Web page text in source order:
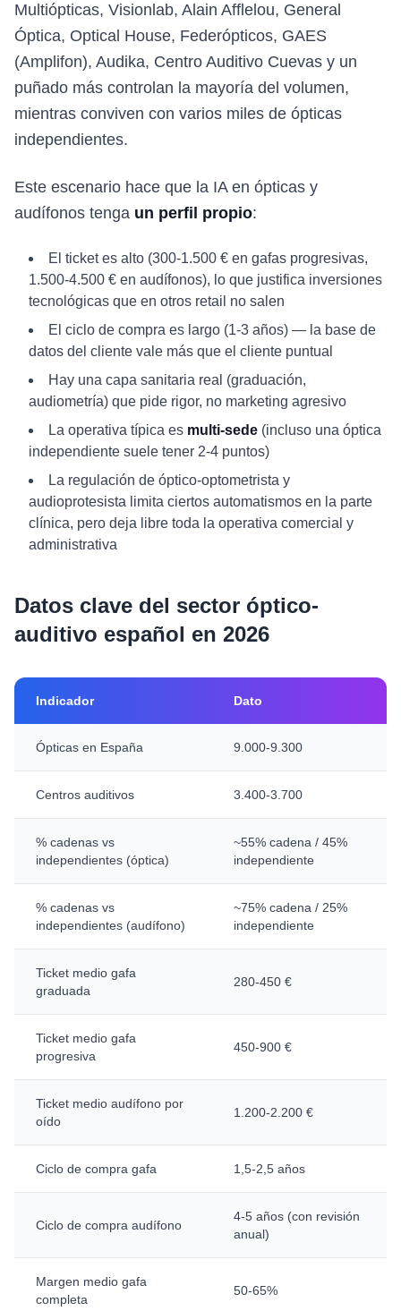
Multiópticas, Visionlab, Alain Afflelou, General
Óptica, Optical House, Federópticos, GAES
(Amplifon), Audika, Centro Auditivo Cuevas y un
puñado más controlan la mayoría del volumen,
mientras conviven con varios miles de ópticas
independientes.
Este escenario hace que la IA en ópticas y
audífonos tenga un perfil propio:
El ticket es alto (300-1.500 € en gafas progresivas,
1.500-4.500 € en audífonos), lo que justifica inversiones
tecnológicas que en otros retail no salen
El ciclo de compra es largo (1-3 años) — la base de
datos del cliente vale más que el cliente puntual
Hay una capa sanitaria real (graduación,
audiometría) que pide rigor, no marketing agresivo
La operativa típica es multi-sede (incluso una óptica
independiente suele tener 2-4 puntos)
La regulación de óptico-optometrista y
audioprotesista limita ciertos automatismos en la parte
clínica, pero deja libre toda la operativa comercial y
administrativa
Datos clave del sector óptico-
auditivo español en 2026
Indicador Dato
Ópticas en España 9.000-9.300
Centros auditivos 3.400-3.700
% cadenas vs
independientes (óptica)
~55% cadena / 45%
independiente
% cadenas vs
independientes (audífono)
~75% cadena / 25%
independiente
Ticket medio gafa
graduada
280-450 €
Ticket medio gafa
progresiva
450-900 €
Ticket medio audífono por
oído
1.200-2.200 €
Ciclo de compra gafa 1,5-2,5 años
Ciclo de compra audífono
4-5 años (con revisión
anual)
Margen medio gafa
completa
50-65%